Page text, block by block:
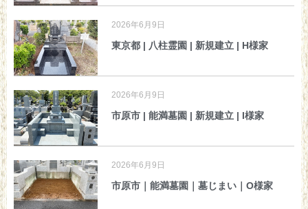
東京都 | 八柱霊園 | 新規建立 | H様家
2026年6月9日
市原市 | 能満墓園 | 新規建立 | I様家
2026年6月9日
市原市｜能満墓園｜墓じまい｜O様家
2026年6月9日